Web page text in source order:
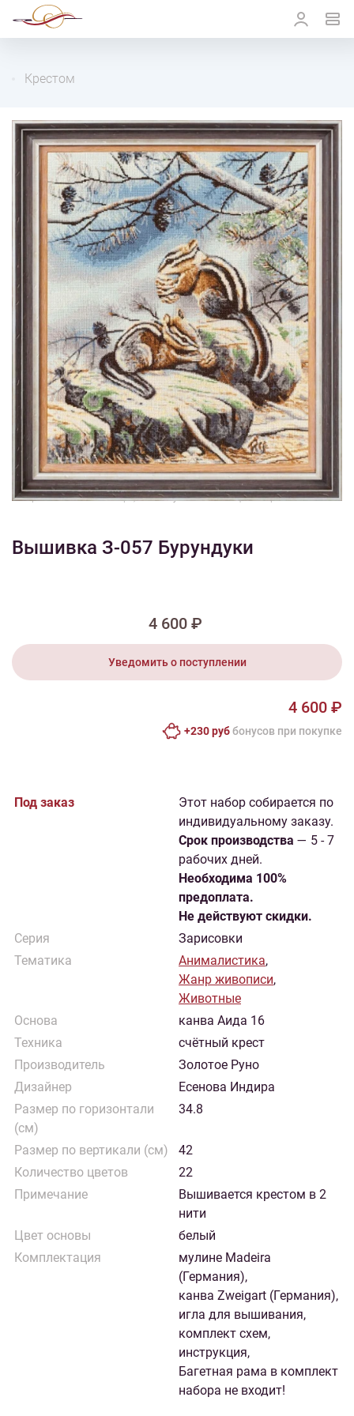
Крестом
1/5
Смотреть видео - обзор
Изображения и цвет представленного товара могут незначительно
отличаться от оригинала продукции, взависимости от разрешения и
настроек вашего монитора, а также условий освещения при съемке
Вышивка З-057 Бурундуки
4 600 ₽
Уведомить о поступлении
4 600 ₽
+230 руббонусов при покупке
Под заказ
Этот набор собирается по
индивидуальному заказу.
Cрок производства — 5 - 7
рабочих дней.
Необходима 100%
предоплата.
Не действуют скидки.
Серия
Зарисовки
Тематика
Анималистика,
Жанр живописи,
Животные
Основа
канва Аида 16
Техника
счётный крест
Производитель
Золотое Руно
Дизайнер
Есенова Индира
Размер по горизонтали
(см)
34.8
Размер по вертикали (см)
42
Количество цветов
22
Примечание
Вышивается крестом в 2
нити
Цвет основы
белый
Комплектация
мулине Madeira
(Германия),
канва Zweigart (Германия),
игла для вышивания,
комплект схем,
инструкция,
Багетная рама в комплект
набора не входит!